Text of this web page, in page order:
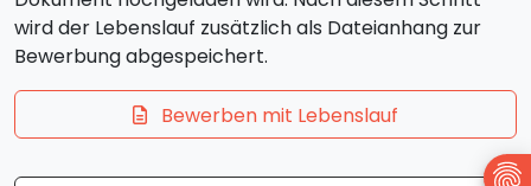
wird der Lebenslauf zusätzlich als Dateianhang zur
Bewerbung abgespeichert.
Bewerben mit Lebenslauf